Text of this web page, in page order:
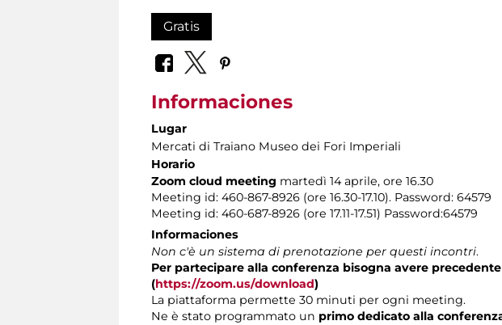
Gratis
Informaciones
Lugar
Mercati di Traiano Museo dei Fori Imperiali
Horario
Zoom cloud meeting martedì 14 aprile, ore 16.30
Meeting id: 460-867-8926 (ore 16.30-17.10). Password: 64579
Meeting id: 460-687-8926 (ore 17.11-17.51) Password:64579
Informaciones
Non c'è un sistema di prenotazione per questi incontri.
Per partecipare alla conferenza bisogna avere
(https://zoom.us/download)
La piattaforma permette 30 minuti per ogni meeting.
Ne è stato programmato un primo dedicato alla